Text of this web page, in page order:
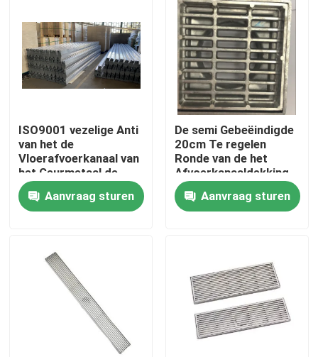
Ongeveer ons
Fabrieksreis
Kwaliteitscontrole
Contacteer ons
Verzoek om een Citaat
Het Comité van de aluminiumtoegang
Het Comité van de staaltoegang
Drywall toebehoren
ISO9001 vezelige Anti
van het de
Vloerafvoerkanaal van
het Geurmetaal de
Zeefdekking voor
RioleringAanvraag sturen
De semi Gebeëindigde
20cm Te regelen
Ronde van de het
Afvoerkanaaldekking
van het
Mangataluminium
Aanvraag sturen